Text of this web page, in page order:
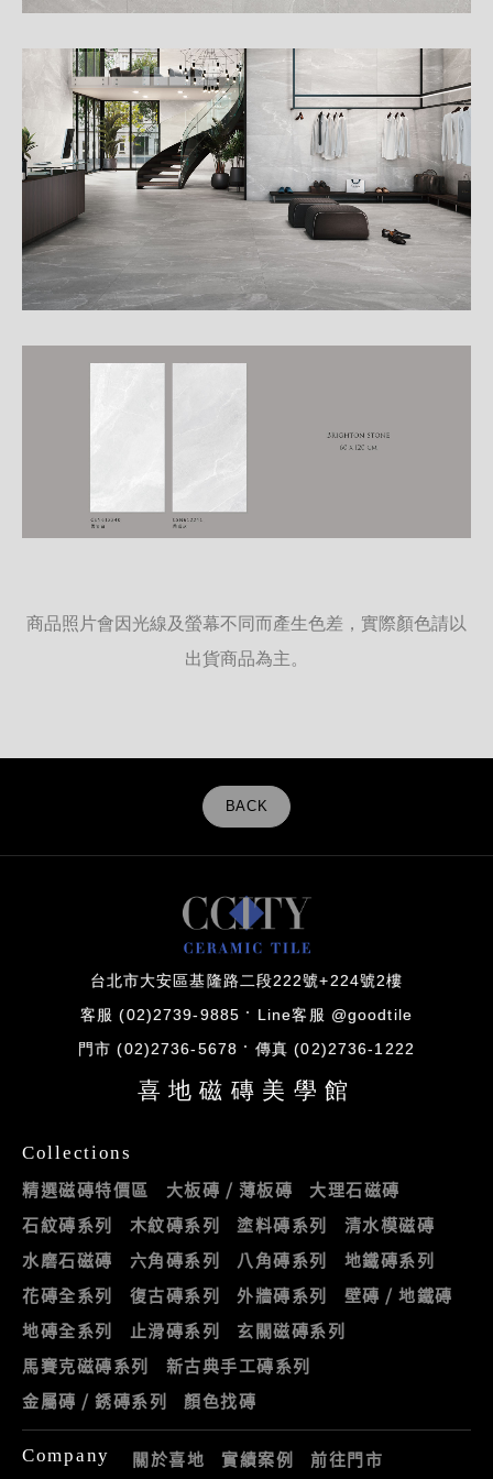
商品照片會因光線及螢幕不同而產生色差，實際顏色請以
出貨商品為主。
BACK
台北市大安區基隆路二段222號+224號2樓
客服 (02)2739-9885 Line客服 @goodtile
門市 (02)2736-5678 傳真 (02)2736-1222
喜地磁磚美學館
Collections
精選磁磚特價區 大板磚 / 薄板磚
大理石磁磚
石紋磚系列
木紋磚系列 塗料磚系列
清水模磁磚
水磨石磁磚
六角磚系列 八角磚系列
地鐵磚系列
花磚全系列
復古磚系列 外牆磚系列
壁磚 / 地鐵磚
地磚全系列
止滑磚系列
玄關磁磚系列
馬賽克磁磚系列
新古典手工磚系列
金屬磚 / 銹磚系列
顏色找磚
Company 關於喜地 實績案例 前往門市